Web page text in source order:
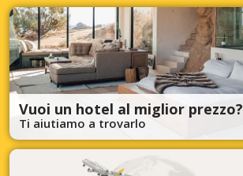
Vuoi un hotel al miglior prezzo?
Ti aiutiamo a trovarlo